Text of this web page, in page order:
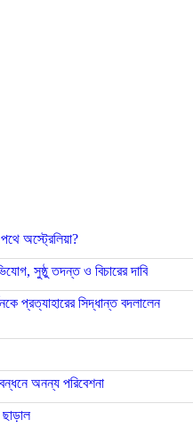
অস্ট্রেলিয়া?
সুষ্ঠু তদন্ত ও বিচারের দাবি
প্রত্যাহারের সিদ্ধান্ত বদলালেন
অনন্য পরিবেশনা